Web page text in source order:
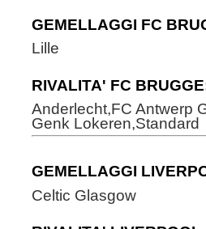
GEMELLAGGI FC
Lille
RIVALITA' FC
Anderlecht,FC Antwerp
Genk Lokeren,Standard
GEMELLAGGI
Celtic Glasgow